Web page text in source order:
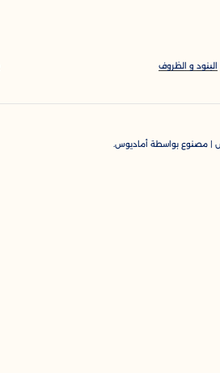
البنود و الظروف
| مصنوع بواسطة أماديوس.